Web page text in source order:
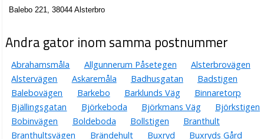
Balebo 221, 38044 Alsterbro
Andra gator inom samma postnummer
Abrahamsmåla Allgunnerum Påsetegen
Alsterbrovägen
Alstervägen
Askaremåla Badhusgatan
Badstigen
Balebovägen
Barkebo Barklunds Väg
Binnaretorp
Bjällingsgatan
Björkeboda Björkmans Väg
Björkstigen
Bobinvägen
Boldeboda Bollstigen
Branthult
Branthultsvägen
Brändehult Buxryd
Buxryds Gård